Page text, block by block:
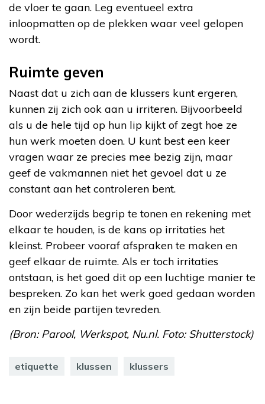
de vloer te gaan. Leg eventueel extra
inloopmatten op de plekken waar veel gelopen
wordt.
Ruimte geven
Naast dat u zich aan de klussers kunt ergeren,
kunnen zij zich ook aan u irriteren. Bijvoorbeeld
als u de hele tijd op hun lip kijkt of zegt hoe ze
hun werk moeten doen. U kunt best een keer
vragen waar ze precies mee bezig zijn, maar
geef de vakmannen niet het gevoel dat u ze
constant aan het controleren bent.
Door wederzijds begrip te tonen en rekening met
elkaar te houden, is de kans op irritaties het
kleinst. Probeer vooraf afspraken te maken en
geef elkaar de ruimte. Als er toch irritaties
ontstaan, is het goed dit op een luchtige manier te
bespreken. Zo kan het werk goed gedaan worden
en zijn beide partijen tevreden.
(Bron: Parool, Werkspot, Nu.nl. Foto: Shutterstock)
etiquette klussen klussers